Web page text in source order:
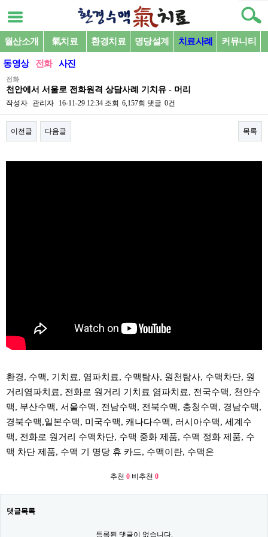
월산소개 氣치료 환경치료 명당설계 치료사례 커뮤니티
동영상 전화 사진
전화
천안에서 서울로 전화원격 상담사례 기치유 - 머리
작성자 관리자 16-11-29 12:34 조회 6,157회 댓글 0건
이전글 다음글 목록
본문
환경, 수맥, 기치료, 염파치료, 수맥탐사, 원천탐사, 수맥차단, 원
거리염파치료, 전화로 원거리 기치료 염파치료, 전국수맥, 천안수
맥, 부산수맥, 서울수맥, 전남수맥, 전북수맥, 충청수맥, 경남수맥,
경북수맥,일본수맥, 미국수맥, 캐나다수맥, 러시아수맥, 세계수
맥, 전화로 원거리 수맥차단, 수맥 중화 제품, 수맥 정화 제품, 수
맥 차단 제품, 수맥 기 명당 휴 카드, 수맥이란, 수맥은
추천 0 비추천 0
댓글목록
등록된 댓글이 없습니다.